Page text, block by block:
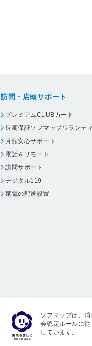
訪問・店頭サポート
プレミアムCLUBカード
長期保証ソフマップワランティ
月額安心サポート
電話＆リモート
訪問サポート
デジタル119
家電の配送設置
ソフマップは、
会認定ルールに
しています。